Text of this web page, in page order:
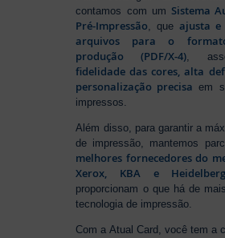
contamos com um Sistema
Pré-Impressão, queajusta e
arquivos para o
produção (PDF/X-4),
fidelidade das cores, alta
personalização precisa em
impressos.
Além disso, para garantir a
de impressão, mantemos
melhores fornecedores do
Xerox, KBA e Heidelberg
proporcionam o que há de
tecnologia de impressão.
Com a Atual Card, você tem a